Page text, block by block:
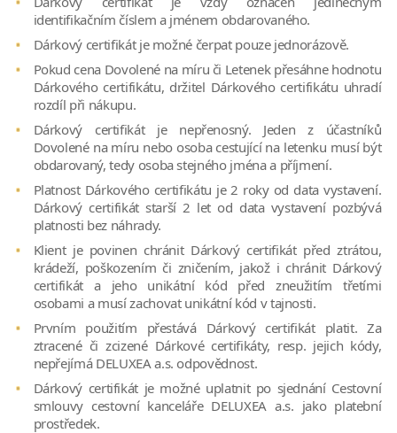
identifikačním číslem a jménem obdarovaného.
Dárkový certifikát je možné čerpat pouze jednorázově.
Pokud cena Dovolené na míru či Letenek přesáhne hodnotu
Dárkového certifikátu, držitel Dárkového certifikátu uhradí
rozdíl při nákupu.
Dárkový certifikát je nepřenosný. Jeden z účastníků
Dovolené na míru nebo osoba cestující na letenku musí být
obdarovaný, tedy osoba stejného jména a příjmení.
Platnost Dárkového certifikátu je 2 roky od data vystavení.
Dárkový certifikát starší 2 let od data vystavení pozbývá
platnosti bez náhrady.
Klient je povinen chránit Dárkový certifikát před ztrátou,
krádeží, poškozením či zničením, jakož i chránit Dárkový
certifikát a jeho unikátní kód před zneužitím třetími
osobami a musí zachovat unikátní kód v tajnosti.
Prvním použitím přestává Dárkový certifikát platit. Za
ztracené či zcizené Dárkové certifikáty, resp. jejich kódy,
nepřejímá DELUXEA a.s. odpovědnost.
Dárkový certifikát je možné uplatnit po sjednání Cestovní
smlouvy cestovní kanceláře DELUXEA a.s. jako platební
prostředek.